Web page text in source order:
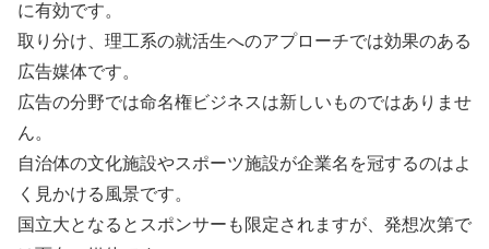
に有効です。
取り分け、理工系の就活生へのアプローチでは効果のある
広告媒体です。
広告の分野では命名権ビジネスは新しいものではありませ
ん。
自治体の文化施設やスポーツ施設が企業名を冠するのはよ
く見かける風景です。
国立大となるとスポンサーも限定されますが、発想次第で